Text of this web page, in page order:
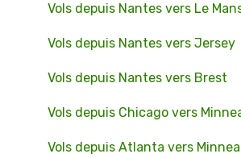
Vols depuis Nantes vers Le
Vols depuis Nantes vers Jersey
Vols depuis Nantes vers Brest
Vols depuis Chicago vers
Vols depuis Atlanta vers